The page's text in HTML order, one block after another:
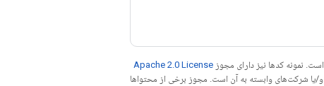
است. نمونه کدها نیز دارای مجوز Apache 2.0 License
مراجعه کنید. جاوا علامت تجاری ثبت‌شده Oracle و/یا شرکت‌های وابسته به آن است. مجوز برخی از محتواها